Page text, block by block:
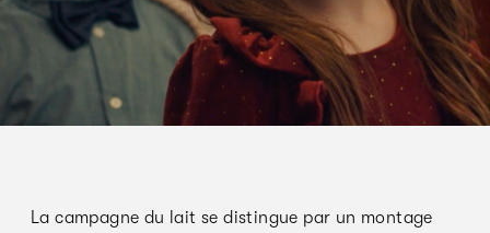
La campagne du lait se distingue par un montage